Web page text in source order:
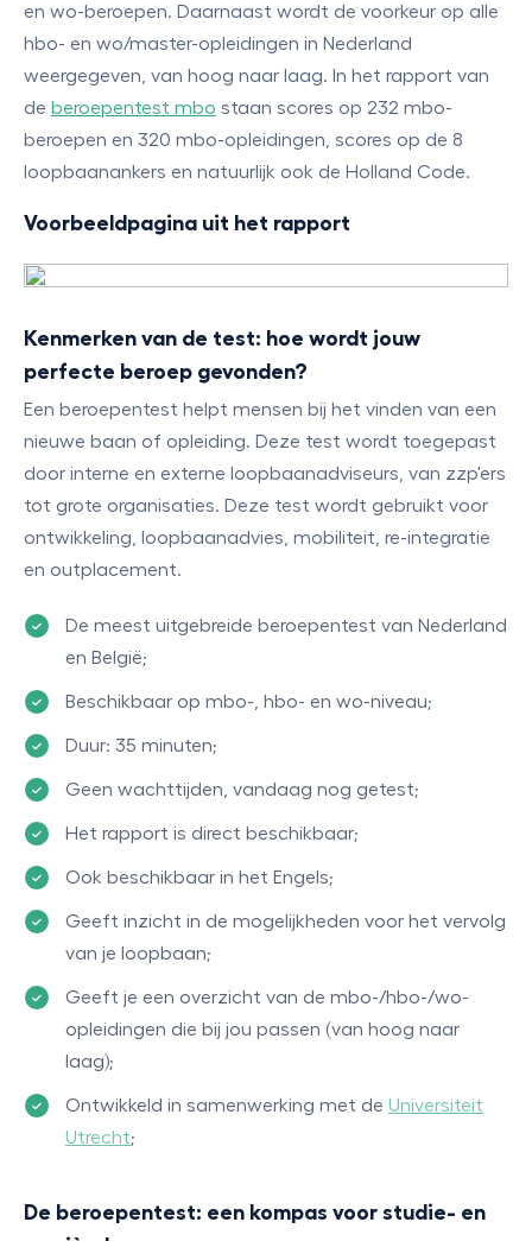
en wo-beroepen. Daarnaast wordt de voorkeur op alle
hbo- en wo/master-opleidingen in Nederland
weergegeven, van hoog naar laag. In het rapport van
de beroepentest mbo staan scores op 232 mbo-
beroepen en 320 mbo-opleidingen, scores op de 8
loopbaanankers en natuurlijk ook de Holland Code.
Voorbeeldpagina uit het rapport
Kenmerken van de test: hoe wordt jouw
perfecte beroep gevonden?
Een beroepentest helpt mensen bij het vinden van een
nieuwe baan of opleiding. Deze test wordt toegepast
door interne en externe loopbaanadviseurs, van zzp'ers
tot grote organisaties. Deze test wordt gebruikt voor
ontwikkeling, loopbaanadvies, mobiliteit, re-integratie
en outplacement.
De meest uitgebreide beroepentest van Nederland
en België;
Beschikbaar op mbo-, hbo- en wo-niveau;
Duur: 35 minuten;
Geen wachttijden, vandaag nog getest;
Het rapport is direct beschikbaar;
Ook beschikbaar in het Engels;
Geeft inzicht in de mogelijkheden voor het vervolg
van je loopbaan;
Geeft je een overzicht van de mbo-/hbo-/wo-
opleidingen die bij jou passen (van hoog naar
laag);
Ontwikkeld in samenwerking met de Universiteit
Utrecht;
De beroepentest: een kompas voor studie- en